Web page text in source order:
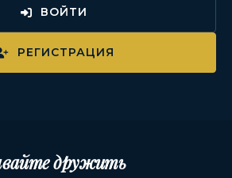
ВОЙТИ
РЕГИСТРАЦИЯ
дружить